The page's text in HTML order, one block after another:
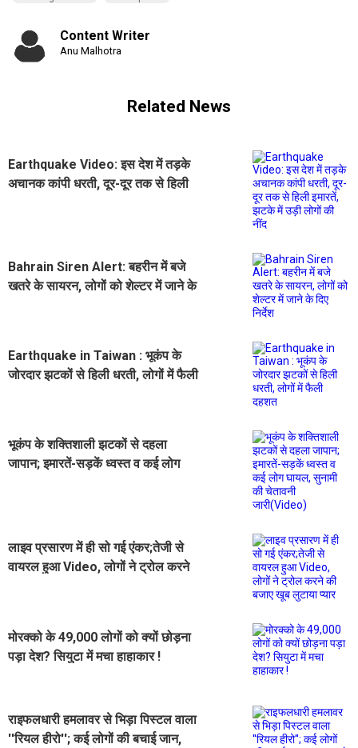
Content Writer
Anu Malhotra
Related News
Earthquake Video: इस देश में तड़के
अचानक कांपी धरती, दूर-दूर तक से हिली
Bahrain Siren Alert: बहरीन में बजे
खतरे के सायरन, लोगों को शेल्टर में जाने के
Earthquake in Taiwan : भूकंप के
जोरदार झटकों से हिली धरती, लोगों में फैली
भूकंप के शक्तिशाली झटकों से दहला
जापान; इमारतें-सड़कें ध्वस्त व कई लोग
लाइव प्रसारण में ही सो गई एंकर;तेजी से
वायरल हुआ Video, लोगों ने ट्रोल करने
मोरक्को के 49,000 लोगों को क्यों छोड़ना
पड़ा देश? सियुटा में मचा हाहाकार !
राइफलधारी हमलावर से भिड़ा पिस्टल वाला
''रियल हीरो''; कई लोगों की बचाई जान,